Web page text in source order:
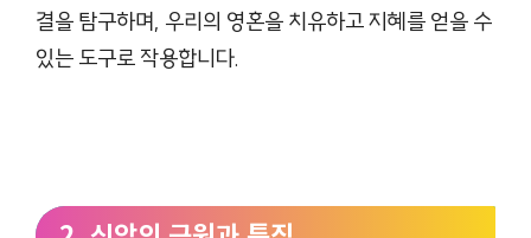
결을 탐구하며, 우리의 영혼을 치유하고 지혜를 얻을 수
있는 도구로 작용합니다.